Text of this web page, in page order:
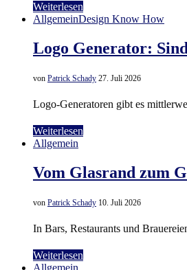
Weiterlesen
AllgemeinDesign Know How
Logo Generator:
von Patrick Schady 27. Juli 2026
Logo-Generatoren gibt es
Weiterlesen
Allgemein
Vom Glasrand zum
von Patrick Schady 10. Juli 2026
In Bars, Restaurants und
Weiterlesen
Allgemein